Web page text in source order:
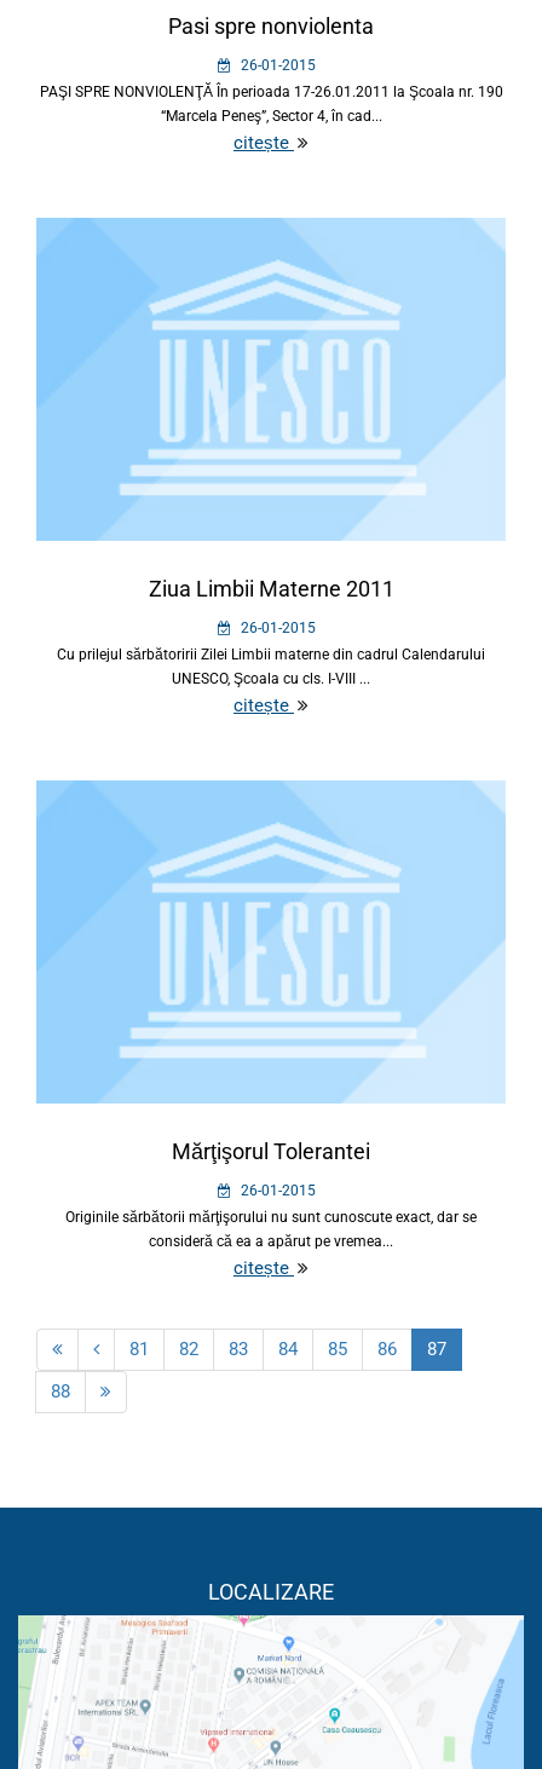
Pasi spre nonviolenta
26-01-2015
PAŞI SPRE NONVIOLENŢĂ În perioada 17-26.01.2011 la Şcoala nr. 190
“Marcela Peneş”, Sector 4, în cad...
citește
Ziua Limbii Materne 2011
26-01-2015
Cu prilejul sărbătoririi Zilei Limbii materne din cadrul Calendarului
UNESCO, Şcoala cu cls. I-VIII ...
citește
Mărţişorul Tolerantei
26-01-2015
Originile sărbătorii mărţişorului nu sunt cunoscute exact, dar se
consideră că ea a apărut pe vremea...
citește
81 82 83 84 85 86
87
88
LOCALIZARE